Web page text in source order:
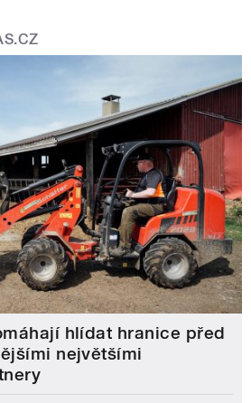
hlídat hranice před
největšími